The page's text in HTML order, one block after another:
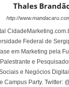
Thales
http://
Federal de
em Marketing pela
e
e Negócios
Campus Party. Twitter: